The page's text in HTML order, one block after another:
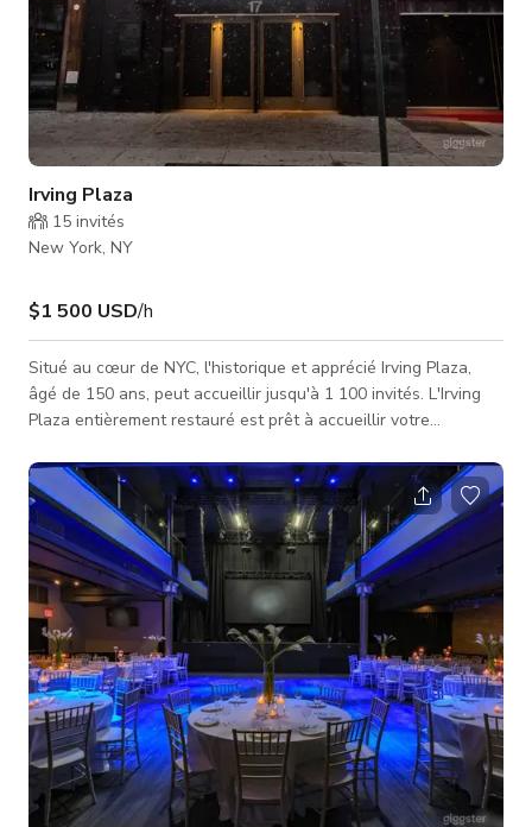
Irving Plaza
15 invités
New York, NY
$1 500 USD/h
Situé au cœur de NYC, l'historique et apprécié Irving Plaza,
âgé de 150 ans, peut accueillir jusqu'à 1 100 invités. L'Irving
Plaza entièrement restauré est prêt à accueillir votre
l'expérience globale des événements en direct dans tout le
lieu tout en conservant le charme du 19ème siècle. Irving
Plaza dispose d'un salon VIP haut de gamme avec bar privé,
de loges au niveau du balcon offrant une vue dégagée sur la
scène po